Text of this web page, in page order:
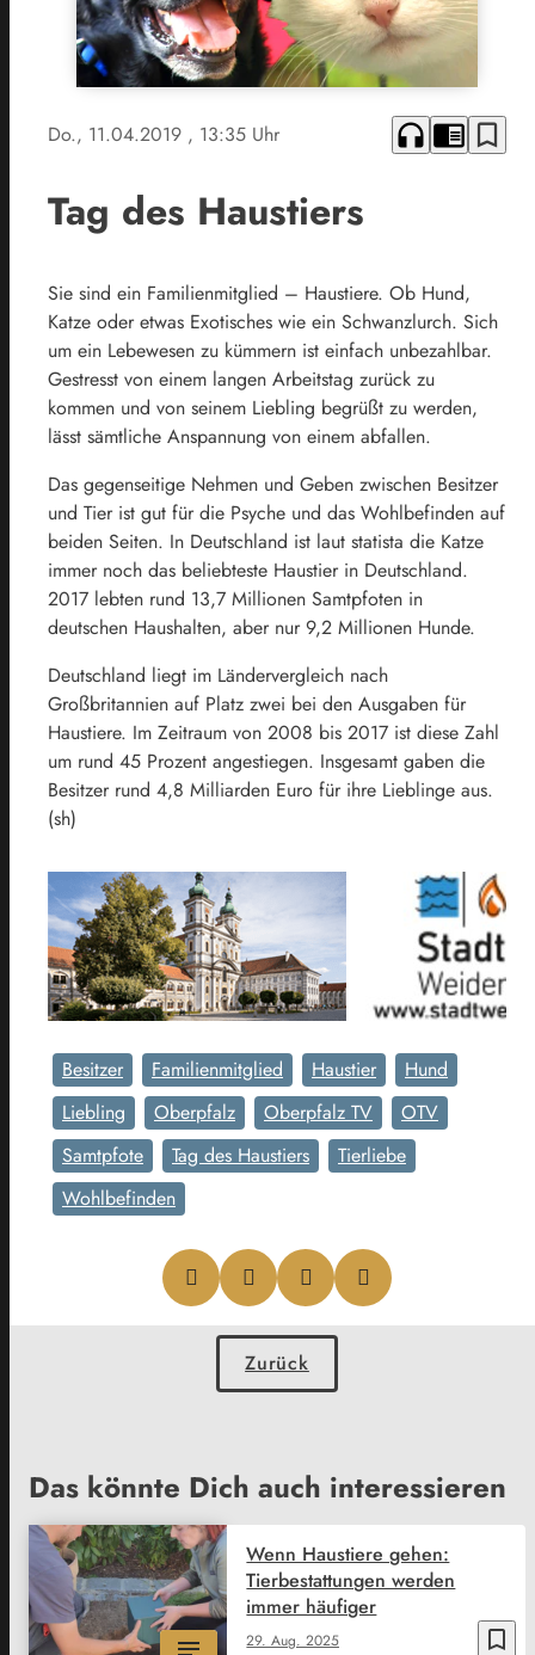
Do., 11.04.2019 , 13:35 Uhr headphones chrome_reader_mode bookmark_border
Tag des Haustiers
Sie sind ein Familienmitglied – Haustiere. Ob Hund,
Katze oder etwas Exotisches wie ein Schwanzlurch. Sich
um ein Lebewesen zu kümmern ist einfach unbezahlbar.
Gestresst von einem langen Arbeitstag zurück zu
kommen und von seinem Liebling begrüßt zu werden,
lässt sämtliche Anspannung von einem abfallen.
Das gegenseitige Nehmen und Geben zwischen Besitzer
und Tier ist gut für die Psyche und das Wohlbefinden auf
beiden Seiten. In Deutschland ist laut statista die Katze
immer noch das beliebteste Haustier in Deutschland.
2017 lebten rund 13,7 Millionen Samtpfoten in
deutschen Haushalten, aber nur 9,2 Millionen Hunde.
Deutschland liegt im Ländervergleich nach
Großbritannien auf Platz zwei bei den Ausgaben für
Haustiere. Im Zeitraum von 2008 bis 2017 ist diese Zahl
um rund 45 Prozent angestiegen. Insgesamt gaben die
Besitzer rund 4,8 Milliarden Euro für ihre Lieblinge aus.
(sh)
Besitzer Familienmitglied Haustier
Hund
Liebling
Oberpfalz Oberpfalz TV
OTV
Samtpfote
Tag des Haustiers
Tierliebe
Wohlbefinden
Zurück
Das könnte Dich auch interessieren
bookmark_border
29. Aug. 2025
Wenn Haustiere gehen:
Tierbestattungen werden
immer häufiger